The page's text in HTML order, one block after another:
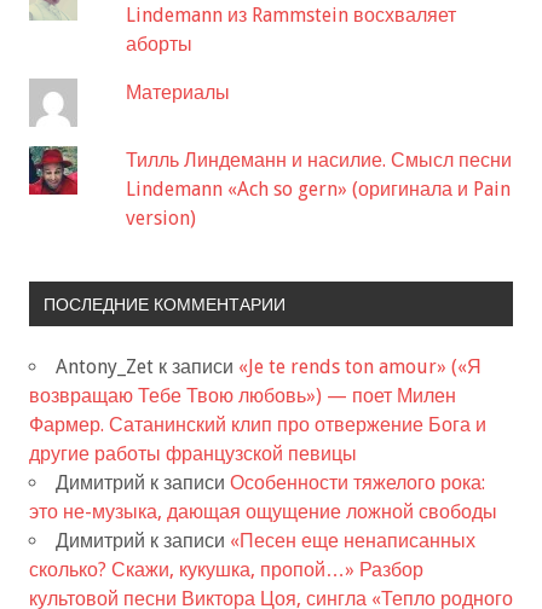
Lindemann из Rammstein восхваляет
аборты
Материалы
Тилль Линдеманн и насилие. Смысл песни
Lindemann «Ach so gern» (оригинала и Pain
version)
ПОСЛЕДНИЕ КОММЕНТАРИИ
Antony_Zet к записи «Je te rends ton amour» («Я
возвращаю Тебе Твою любовь») — поет Милен
Фармер. Сатанинский клип про отвержение Бога и
другие работы французской певицы
Димитрий к записи Особенности тяжелого рока:
это не-музыка, дающая ощущение ложной свободы
Димитрий к записи «Песен еще ненаписанных
сколько? Скажи, кукушка, пропой…» Разбор
культовой песни Виктора Цоя, сингла «Тепло родного